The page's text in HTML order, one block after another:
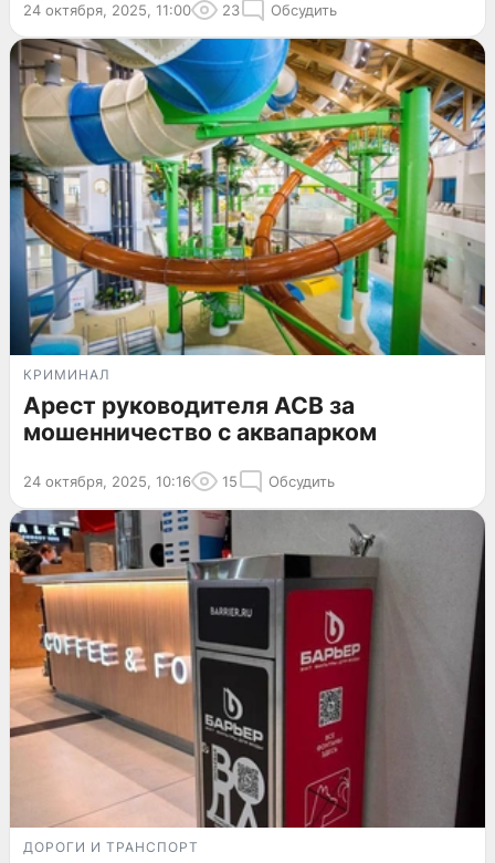
24 октября, 2025, 11:00 23 Обсудить
КРИМИНАЛ
Арест руководителя АСВ за
мошенничество с аквапарком
24 октября, 2025, 10:16 15 Обсудить
ДОРОГИ И ТРАНСПОРТ